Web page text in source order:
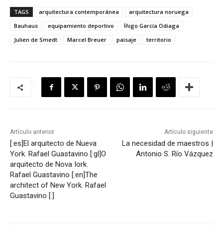
TAGS arquitectura contemporánea
arquitectura noruega
Bauhaus
equipamiento deportivo
Íñigo García Odiaga
Julien de Smedt
Marcel Breuer paisaje territorio
Artículo anterior
[:es]El arquitecto de Nueva
York. Rafael Guastavino [:gl]O
arquitecto de Nova Iork.
Rafael Guastavino [:en]The
architect of New York. Rafael
Guastavino [:]
Artículo siguiente
La necesidad de maestros |
Antonio S. Río Vázquez